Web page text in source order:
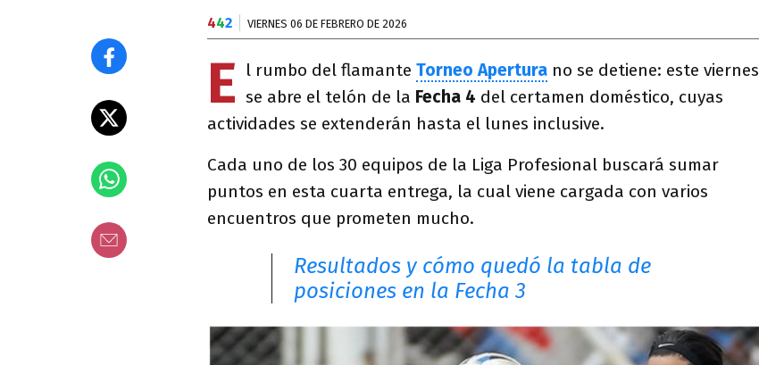
442 VIERNES 06 DE FEBRERO DE 2026
E l rumbo del flamante Torneo Apertura no se detiene: este viernes
se abre el telón de la Fecha 4 del certamen doméstico, cuyas
actividades se extenderán hasta el lunes inclusive.
Cada uno de los 30 equipos de la Liga Profesional buscará sumar
puntos en esta cuarta entrega, la cual viene cargada con varios
encuentros que prometen mucho.
Resultados y cómo quedó la tabla de
posiciones en la Fecha 3